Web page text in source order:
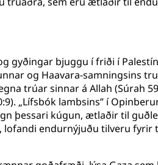
gyðingar bjuggu í friði í
og Haavara-samningsins
trúar sinnar á Allah (Súrah
„Lífsbók lambsins” í
þessari kúgun, ætlaðir til
lofandi endurnýjuðu tilveru fyrir